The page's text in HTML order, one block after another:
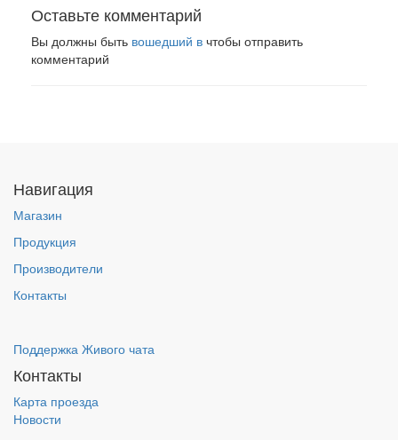
Оставьте комментарий
Вы должны быть вошедший в чтобы отправить
комментарий
Навигация
Магазин
Продукция
Производители
Контакты
Поддержка Живого чата
Контакты
Карта проезда
Новости